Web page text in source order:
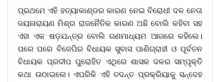
ପ୍ରଥମେ ଏହି ହତ୍ୟାକାଣ୍ଡର କାରଣ ନେଇ ବିରୋଧୀ ଦଳ ନେତା
ଜୟନାରାୟଣ ମିଶ୍ର ରାଜନୈତିକ କାରଣ ଅଛି ବୋଲି କହିବା ସହ
ଏହା ଏକ ଷଡ଼ଯନ୍ତ୍ର ବୋଲି ଗଣମାଧ୍ୟମ ଆଗରେ କହିଲେ।
ପରେ ପରେ ବିଜେପିର ବିଧାୟକ ସୁବାସ ପାଣିଗ୍ରାହୀ ଓ ପୂର୍ବତନ
ବିଧାୟକ ପ୍ରଦୀପ ପୁରୋହିତ ଏଥିରେ ଶାସକ ଦଳର ସମ୍ପୃକ୍ତି
କଥା ଉଠାଇଲେ। ଏପରିକି ଏହି ତଦନ୍ତ ପ୍ରକ୍ରିୟାକୁ ସନ୍ଦେହ